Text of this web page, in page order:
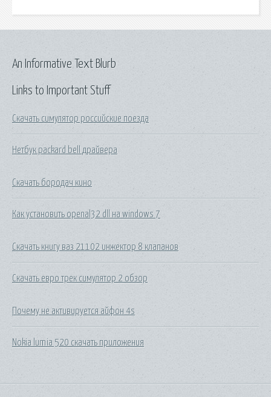
Links to Important Stuff
Скачать симулятор российские поезда
Нетбук packard bell драйвера
Скачать бородач кино
Как установить openal32 dll на windows 7
Скачать книгу ваз 21102 инжектор 8 клапанов
Скачать евро трек симулятор 2 обзор
Почему не активируется айфон 4s
Nokia lumia 520 скачать приложения
An Informative Text Blurb